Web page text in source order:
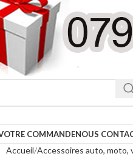
COMMANDENOUS
Accueil Accessoires auto, moto,